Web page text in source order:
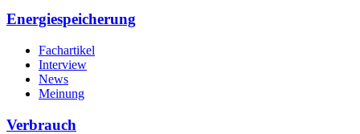
Energiespeicherung
Fachartikel
Interview
News
Meinung
Verbrauch